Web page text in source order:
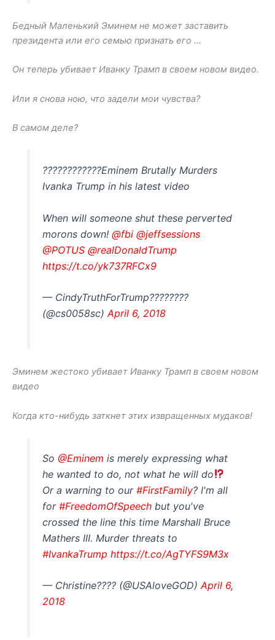
Бедный Маленький Эминем не может заставить
президента или его семью признать его …
Он теперь убивает Иванку Трамп в своем новом видео.
Или я снова ною, что задели мои чувства?
В самом деле?
????????????Eminem Brutally Murders
Ivanka Trump in his latest video
When will someone shut these perverted
morons down!@fbi @jeffsessions
@POTUS @realDonaldTrump
https://t.co/yk737RFCx9
— CindyTruthForTrump????????
(@cs0058sc)April 6, 2018
Эминем жестоко убивает Иванку Трамп в своем новом
видео
Когда кто-нибудь заткнет этих извращенных мудаков!
So@Eminem is merely expressing what
he wanted to do, not what he will do
Or a warning to our#FirstFamily? I'm all
for#FreedomOfSpeech but you've
crossed the line this time Marshall Bruce
Mathers III. Murder threats to
#IvankaTrump https://t.co/AgTYFS9M3x
— Christine???? (@USAloveGOD)April 6,
2018